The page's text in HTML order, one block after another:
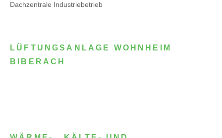
Dachzentrale Industriebetrieb
LÜFTUNGSANLAGE WOHNHEIM
BIBERACH